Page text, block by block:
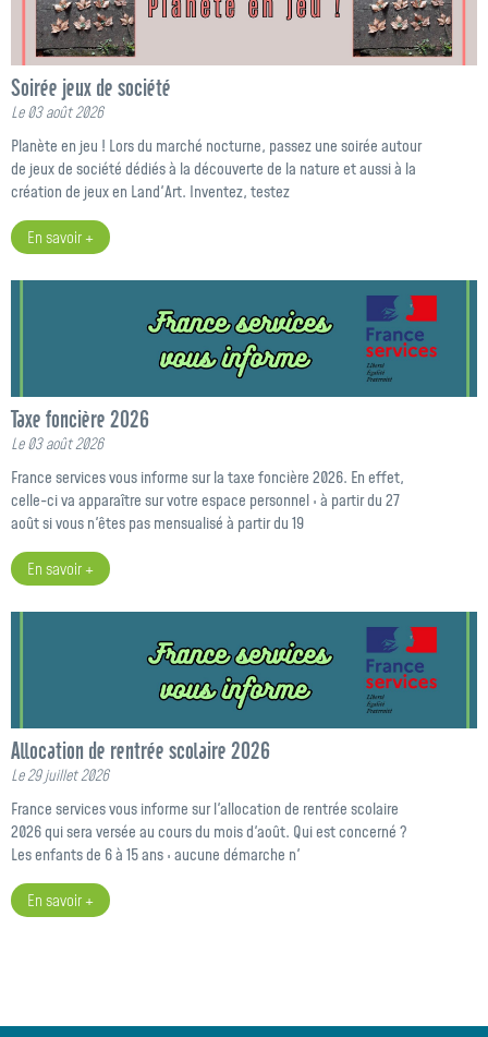
Soirée jeux de société
Le 03 août 2026
Planète en jeu ! Lors du marché nocturne, passez une soirée autour
de jeux de société dédiés à la découverte de la nature et aussi à la
création de jeux en Land'Art. Inventez, testez
En savoir +
Taxe foncière 2026
Le 03 août 2026
France services vous informe sur la taxe foncière 2026. En effet,
celle-ci va apparaître sur votre espace personnel : à partir du 27
août si vous n'êtes pas mensualisé à partir du 19
En savoir +
Allocation de rentrée scolaire 2026
Le 29 juillet 2026
France services vous informe sur l'allocation de rentrée scolaire
2026 qui sera versée au cours du mois d'août. Qui est concerné ?
Les enfants de 6 à 15 ans : aucune démarche n'
En savoir +